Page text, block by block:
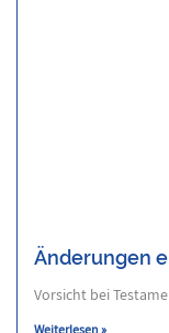
Änderungen
Vorsicht bei
Weiterlesen »